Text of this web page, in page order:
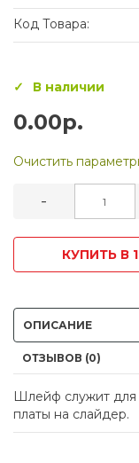
Код Товара:
В наличии
0.00р.
Очистить
-
КУПИТЬ В
ОПИСАНИЕ
ОТЗЫВОВ (0)
Шлейф служит для
платы на слайдер.